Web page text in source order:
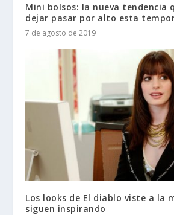
Mini bolsos: la nueva tendencia
dejar pasar por alto esta
7 de agosto de 2019
Los looks de El diablo viste a la
siguen inspirando